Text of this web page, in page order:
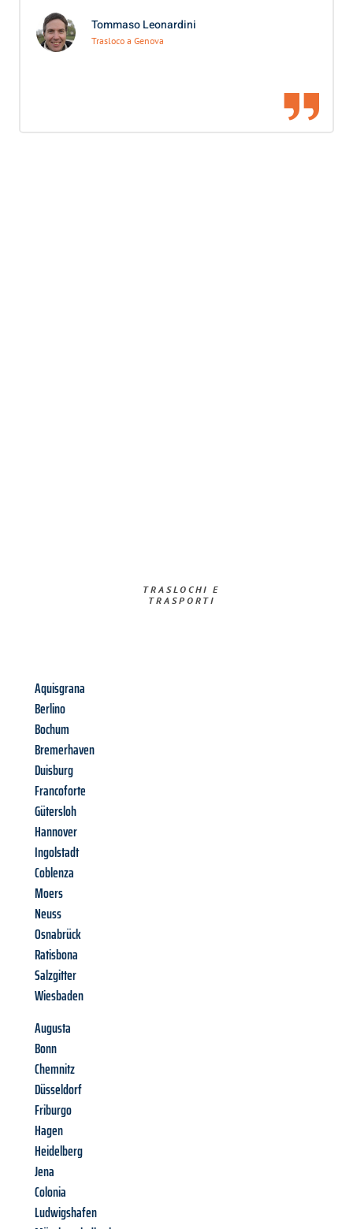
Tommaso Leonardini
Trasloco a Genova
TRASLOCHI E
TRASPORTI​
Aquisgrana
Berlino
Bochum
Bremerhaven
Duisburg
Francoforte
Gütersloh
Hannover
Ingolstadt
Coblenza
Moers
Neuss
Osnabrück
Ratisbona
Salzgitter
Wiesbaden
Augusta
Bonn
Chemnitz
Düsseldorf
Friburgo
Hagen
Heidelberg
Jena
Colonia
Ludwigshafen